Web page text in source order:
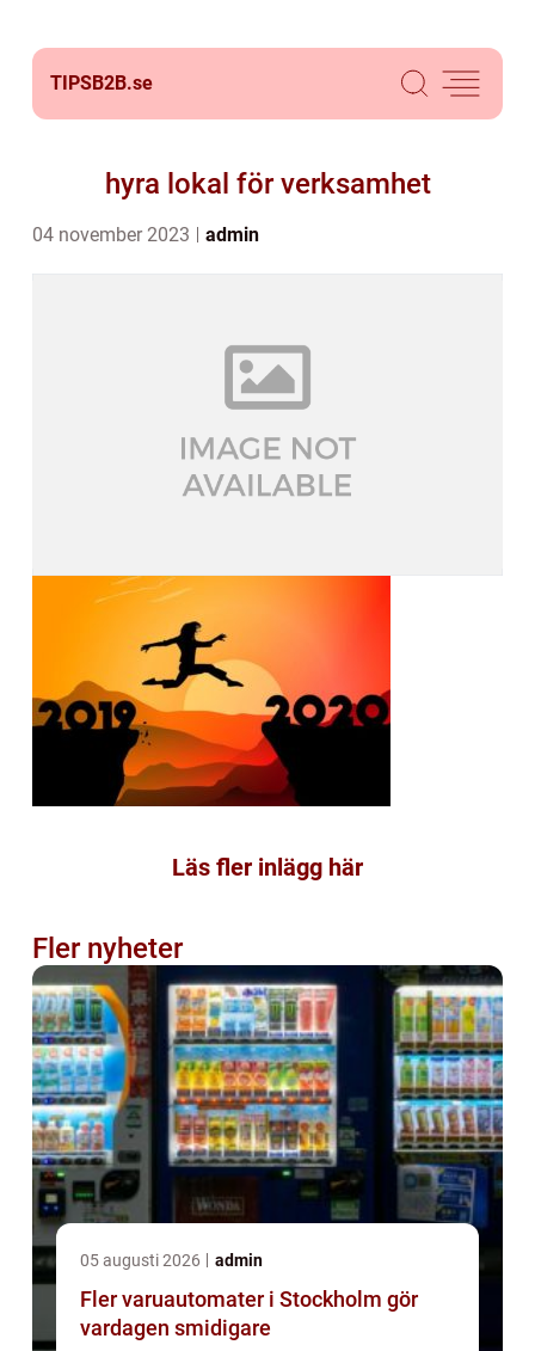
TIPSB2B.se
hyra lokal för verksamhet
04 november 2023 admin
Läs fler inlägg här
Fler nyheter
05 augusti 2026 admin
Fler varuautomater i Stockholm gör
vardagen smidigare